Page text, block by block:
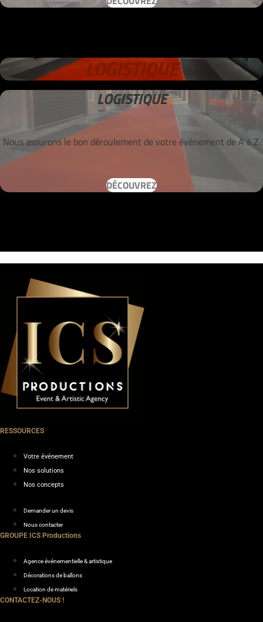
LOGISTIQUE
LOGISTIQUE
Nous assurons le bon déroulement de votre événement de A à Z.
DÉCOUVREZ
RESSOURCES
Votre événement
Nos solutions
Nos concepts
Demander un devis
Nous contacter
GROUPE ICS Productions
Agence événementielle & artistique
Décorations de ballons
Location de matériels
CONTACTEZ-NOUS !